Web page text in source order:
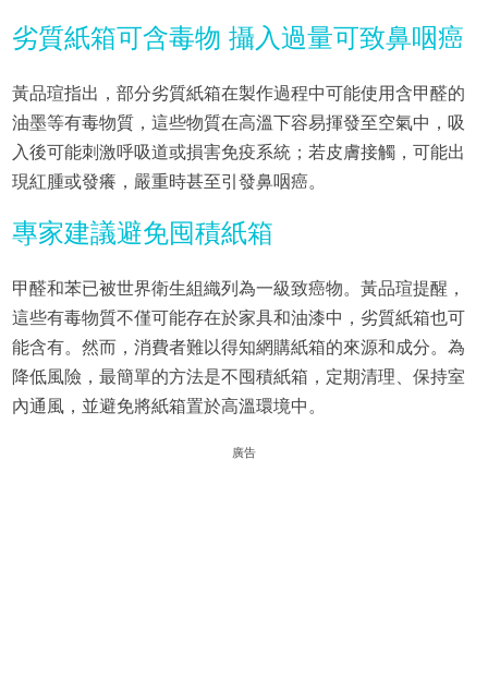
劣質紙箱可含毒物 攝入過量可致鼻咽癌
黃品瑄指出，部分劣質紙箱在製作過程中可能使用含甲醛的
油墨等有毒物質，這些物質在高溫下容易揮發至空氣中，吸
入後可能刺激呼吸道或損害免疫系統；若皮膚接觸，可能出
現紅腫或發癢，嚴重時甚至引發鼻咽癌。
專家建議避免囤積紙箱
甲醛和苯已被世界衛生組織列為一級致癌物。黃品瑄提醒，
這些有毒物質不僅可能存在於家具和油漆中，劣質紙箱也可
能含有。然而，消費者難以得知網購紙箱的來源和成分。為
降低風險，最簡單的方法是不囤積紙箱，定期清理、保持室
內通風，並避免將紙箱置於高溫環境中。
廣告